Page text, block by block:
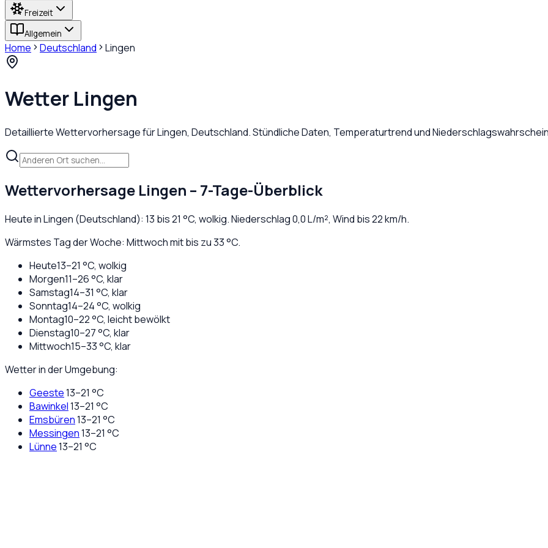
Freizeit
Allgemein
Home Deutschland Lingen
Wetter Lingen
Detaillierte Wettervorhersage fürLingen, Deutschland. Stündliche Daten, Temperaturtrend und
Wettervorhersage Lingen – 7-Tage-Überblick
Heute inLingen (Deutschland): 13 bis21 °C, wolkig. Niederschlag0,0L/m², Wind bis22km/h.
Wärmstes Tag der Woche: Mittwoch mit bis zu 33 °C.
Heute13–21 °C, wolkig
Morgen11–26°C, klar
Samstag14–31 °C, klar
Sonntag14–24°C, wolkig
Montag10–22°C, leicht bewölkt
Dienstag10–27°C, klar
Mittwoch15–33°C, klar
Wetter in der Umgebung:
Geeste13–21 °C
Bawinkel13–21 °C
Emsbüren13–21 °C
Messingen13–21 °C
Lünne13–21 °C